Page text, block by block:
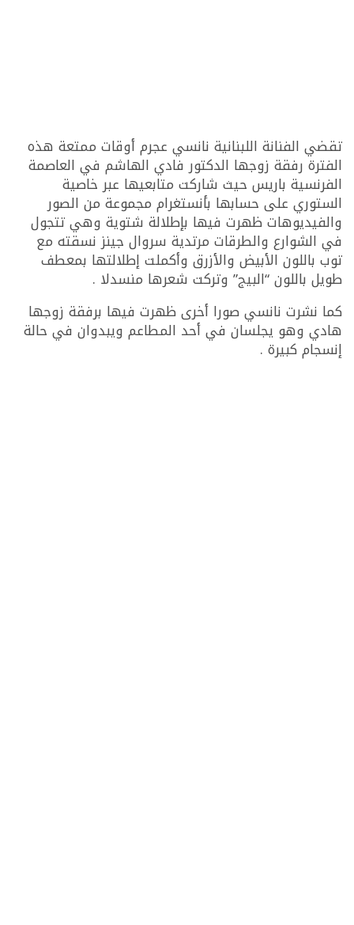
تقضي الفنانة اللبنانية نانسي عجرم أوقات ممتعة هذه
الفترة رفقة زوجها الدكتور فادي الهاشم في العاصمة
الفرنسية باريس حيث شاركت متابعيها عبر خاصية
الستوري على حسابها بأنستغرام مجموعة من الصور
والفيديوهات ظهرت فيها بإطلالة شتوية وهي تتجول
في الشوارع والطرقات مرتدية سروال جينز نسقته مع
توب باللون الأبيض والأزرق وأكملت إطلالتها بمعطف
طويل باللون “البيج” وتركت شعرها منسدلا .
كما نشرت نانسي صورا أخرى ظهرت فيها برفقة زوجها
هادي وهو يجلسان في أحد المطاعم ويبدوان في حالة
إنسجام كبيرة .